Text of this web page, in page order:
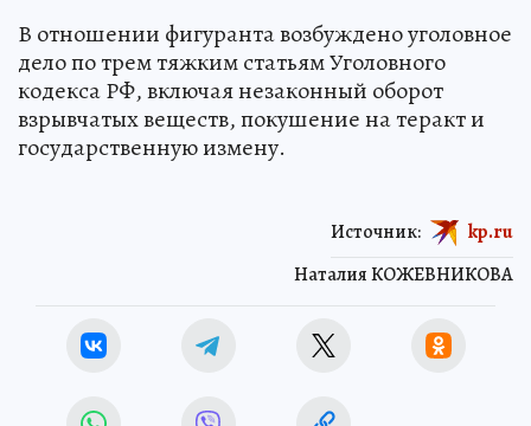
В отношении фигуранта возбуждено уголовное
дело по трем тяжким статьям Уголовного
кодекса РФ, включая незаконный оборот
взрывчатых веществ, покушение на теракт и
государственную измену.
Наталия КОЖЕВНИКОВА
Источник: kp.ru